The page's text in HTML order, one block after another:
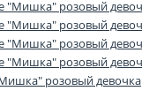
розовый девочка